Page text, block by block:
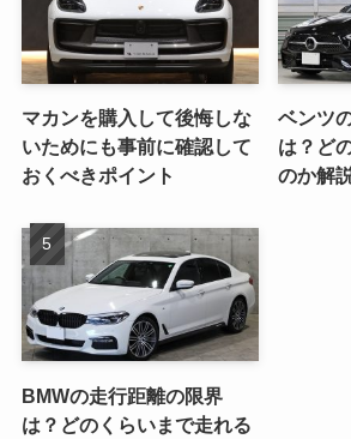
マカンを購入して後悔しな
いためにも事前に確認して
おくべきポイント
ベンツ
は？ど
のか解
BMWの走行距離の限界
は？どのくらいまで走れる